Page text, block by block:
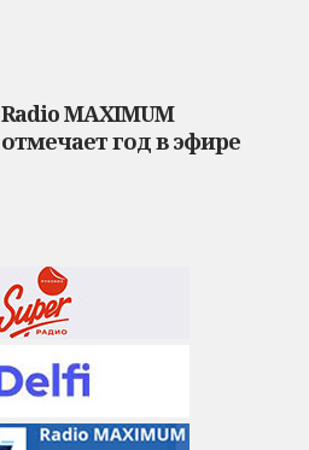
Radio MAXIMUM
отмечает год в эфире